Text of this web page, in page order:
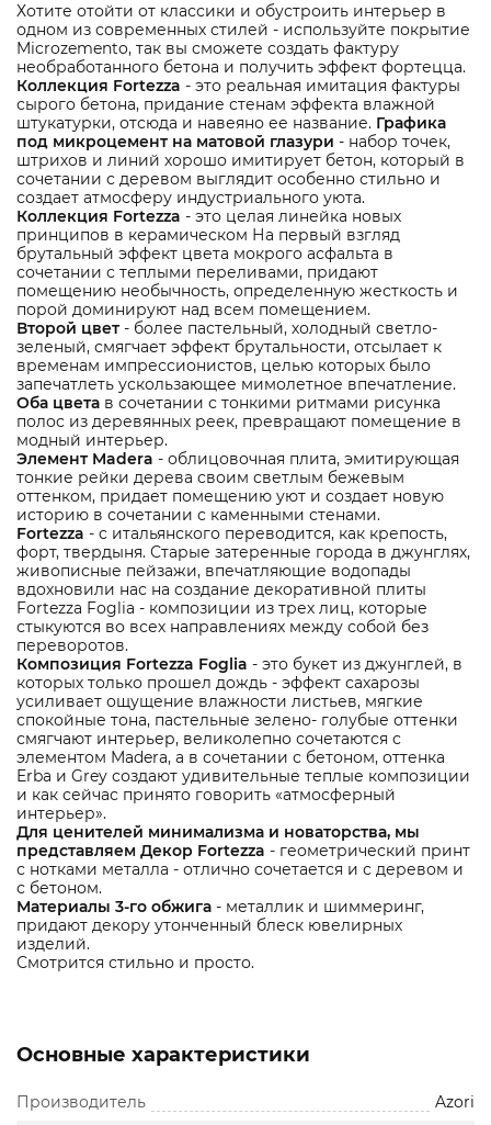
Хотите отойти от классики и обустроить интерьер в
одном из современных стилей - используйте покрытие
Microzemento, так вы сможете создать фактуру
необработанного бетона и получить эффект фортецца.
Коллекция Fortezza - это реальная имитация фактуры
сырого бетона, придание стенам эффекта влажной
штукатурки, отсюда и навеяно ее название. Графика
под микроцемент на матовой глазури - набор точек,
штрихов и линий хорошо имитирует бетон, который в
сочетании с деревом выглядит особенно стильно и
создает атмосферу индустриального уюта.
Коллекция Fortezza - это целая линейка новых
принципов в керамическом На первый взгляд
брутальный эффект цвета мокрого асфальта в
сочетании с теплыми переливами, придают
помещению необычность, определенную жесткость и
порой доминируют над всем помещением.
Второй цвет - более пастельный, холодный светло-
зеленый, смягчает эффект брутальности, отсылает к
временам импрессионистов, целью которых было
запечатлеть ускользающее мимолетное впечатление.
Оба цвета в сочетании с тонкими ритмами рисунка
полос из деревянных реек, превращают помещение в
модный интерьер.
Элемент Madera - облицовочная плита, эмитирующая
тонкие рейки дерева своим светлым бежевым
оттенком, придает помещению уют и создает новую
историю в сочетании с каменными стенами.
Fortezza - c итальянского переводится, как крепость,
форт, твердыня. Старые затеренные города в джунглях,
живописные пейзажи, впечатляющие водопады
вдохновили нас на создание декоративной плиты
Fortezza Foglia - композиции из трех лиц, которые
стыкуются во всех направлениях между собой без
переворотов.
Композиция Fortezza Foglia - это букет из джунглей, в
которых только прошел дождь - эффект сахарозы
усиливает ощущение влажности листьев, мягкие
спокойные тона, пастельные зелено- голубые оттенки
смягчают интерьер, великолепно сочетаются с
элементом Madera, а в сочетании с бетоном, оттенка
Erba и Grey создают удивительные теплые композиции
и как сейчас принято говорить «атмосферный
интерьер».
Для ценителей минимализма и новаторства, мы
представляем Декор Fortezza - геометрический принт
с нотками металла - отлично сочетается и с деревом и
с бетоном.
Материалы 3-го обжига - металлик и шиммеринг,
придают декору утонченный блеск ювелирных
изделий.
Смотрится стильно и просто.
Основные характеристики
Производитель
Azori